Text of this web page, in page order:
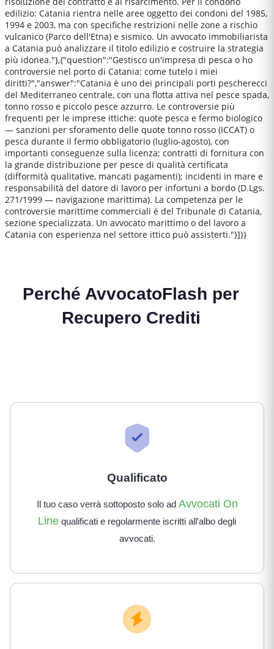
edilizio: Catania rientra nelle aree oggetto dei condoni del 1985,
1994 e 2003, ma con specifiche restrizioni nelle zone a rischio
vulcanico (Parco dell'Etna) e sismico. Un avvocato immobiliarista
a Catania può analizzare il titolo edilizio e costruire la strategia
più idonea."},{"question":"Gestisco un'impresa di pesca o ho
controversie nel porto di Catania: come tutelo i miei
diritti?","answer":"Catania è uno dei principali porti pescherecci
del Mediterraneo centrale, con una flotta attiva nel pesce spada,
tonno rosso e piccolo pesce azzurro. Le controversie più
frequenti per le imprese ittiche: quote pesca e fermo biologico
— sanzioni per sforamento delle quote tonno rosso (ICCAT) o
pesca durante il fermo obbligatorio (luglio-agosto), con
importanti conseguenze sulla licenza; contratti di fornitura con
la grande distribuzione per pesce di qualità certificata
(difformità qualitative, mancati pagamenti); incidenti in mare e
responsabilità del datore di lavoro per infortuni a bordo (D.Lgs.
271/1999 — navigazione marittima). La competenza per le
controversie marittime commerciali è del Tribunale di Catania,
sezione specializzata. Un avvocato marittimo o del lavoro a
Catania con esperienza nel settore ittico può assisterti."}]}}
Perché AvvocatoFlash per
Recupero Crediti
Qualificato
Il tuo caso verrà sottoposto solo ad Avvocati On
Line qualificati e regolarmente iscritti all'albo degli
avvocati.